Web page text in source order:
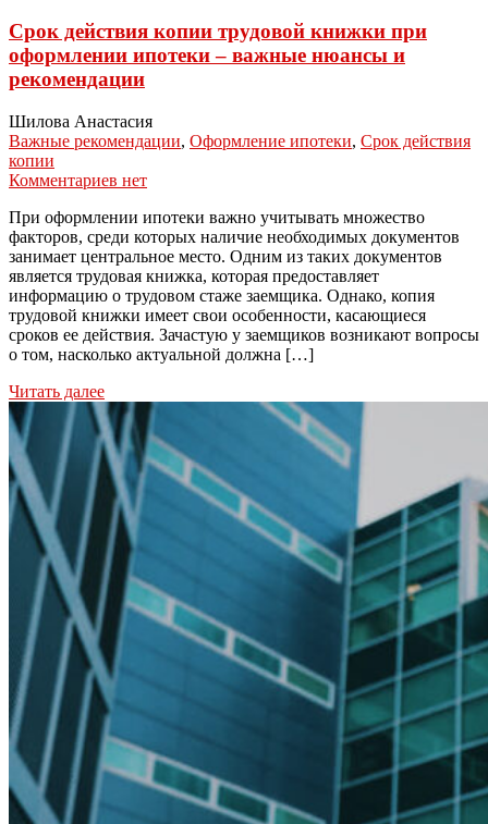
Срок действия копии трудовой книжки при
оформлении ипотеки – важные нюансы и
рекомендации
Шилова Анастасия
Важные рекомендации, Оформление ипотеки, Срок действия
копии
Комментариев нет
При оформлении ипотеки важно учитывать множество
факторов, среди которых наличие необходимых документов
занимает центральное место. Одним из таких документов
является трудовая книжка, которая предоставляет
информацию о трудовом стаже заемщика. Однако, копия
трудовой книжки имеет свои особенности, касающиеся
сроков ее действия. Зачастую у заемщиков возникают вопросы
о том, насколько актуальной должна […]
Читать далее